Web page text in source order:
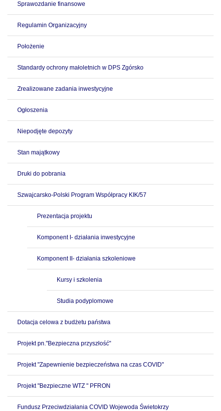
Sprawozdanie finansowe
Regulamin Organizacyjny
Położenie
Standardy ochrony małoletnich w DPS Zgórsko
Zrealizowane zadania inwestycyjne
Ogłoszenia
Niepodjęte depozyty
Stan majątkowy
Druki do pobrania
Szwajcarsko-Polski Program Współpracy KIK/57
Prezentacja projektu
Komponent I- działania inwestycyjne
Komponent II- działania szkoleniowe
Kursy i szkolenia
Studia podyplomowe
Dotacja celowa z budżetu państwa
Projekt pn."Bezpieczna przyszłość"
Projekt "Zapewnienie bezpieczeństwa na czas COVID"
Projekt "Bezpieczne WTZ " PFRON
Fundusz Przeciwdziałania COVID Wojewoda Świetokrzy